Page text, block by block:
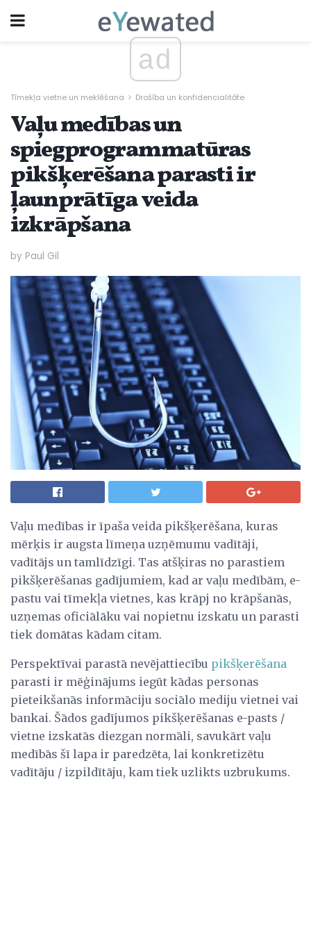
ad
Tīmekļa vietne un meklēšana Drošība un konfidencialitāte
Vaļu medības un
spiegprogrammatūras
pikšķerēšana parasti ir
ļaunprātīga veida
izkrāpšana
by Paul Gil
Vaļu medības ir īpaša veida pikšķerēšana, kuras
mērķis ir augsta līmeņa uzņēmumu vadītāji,
vadītājs un tamlīdzīgi. Tas atšķiras no parastiem
pikšķerēšanas gadījumiem, kad ar vaļu medībām, e-
pastu vai tīmekļa vietnes, kas krāpj no krāpšanās,
uzņemas oficiālāku vai nopietnu izskatu un parasti
tiek domātas kādam citam.
Perspektīvai parastā nevējattiecību pikšķerēšana
parasti ir mēģinājums iegūt kādas personas
pieteikšanās informāciju sociālo mediju vietnei vai
bankai. Šādos gadījumos pikšķerēšanas e-pasts /
vietne izskatās diezgan normāli, savukārt vaļu
medībās šī lapa ir paredzēta, lai konkretizētu
vadītāju / izpildītāju, kam tiek uzlikts uzbrukums.